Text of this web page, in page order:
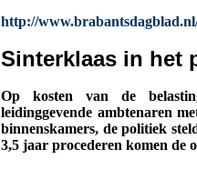
http://
Sinterklaas in het
Op kosten van de
leidinggevende ambtenaren
binnenskamers, de politiek
3,5 jaar procederen komen de